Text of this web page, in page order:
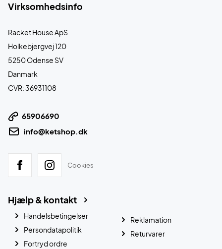
Virksomhedsinfo
Racket House ApS
Holkebjergvej 120
5250 Odense SV
Danmark
CVR: 36931108
65906690
info@ketshop.dk
Cookies
Hjælp & kontakt
Handelsbetingelser
Persondatapolitik
Fortryd ordre
Reklamation
Returvarer